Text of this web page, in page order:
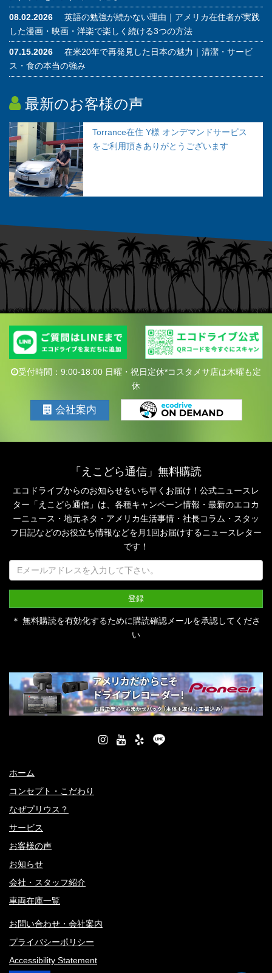
08.02.2026
英語の勉強が続かない理由｜アメリカ在住者が実践
した漫画・映画・洋楽で楽しく続ける3つの方法
07.15.2026
在米20年で再発見した日本の魅力｜清潔・サービ
ス・食の本当の強み
最新のお客様の声
Torrance在住 Y様 オンデマンドサービス
をご利用頂きありがとうございます
受付時間：9:00-18:00 日曜・祝日定休*コスタメサ店は木曜も定
休
会社案内
「えこどら通信」無料購読
エコドライブからのお知らせをいち早くお届け！公式ニュースレ
ター「えこどら通信」は、 各種キャンペーン情報・最新のエコカ
ーニュース・地元ネタ・アメリカ生活事情・社長コラム・ スタッ
フ日記などのお役立ち情報などを月1回お届けするニュースレター
です！
＊ 無料購読を有効化するために購読確認メールを承認してくださ
い
ホーム
コンセプト・こだわり
なぜプリウス？
サービス
お客様の声
お知らせ
会社・スタッフ紹介
車両在庫一覧
お問い合わせ・会社案内
プライバシーポリシー
Accessibility Statement